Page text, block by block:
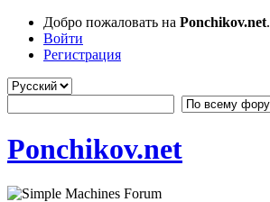
Добро пожаловать на Ponchikov.net.
Войти
Регистрация
Ponchikov.net